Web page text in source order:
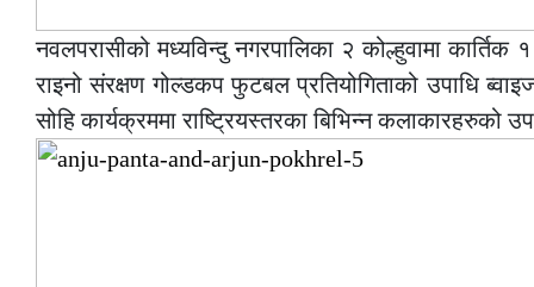
नवलपरासीको मध्यविन्दु नगरपालिका २ कोल्हुवामा
राइनो संरक्षण गोल्डकप फुटबल प्रतियोगिताको उपाधि
सोहि कार्यक्रममा राष्ट्रियस्तरका बिभिन्न कलाकारहरुको